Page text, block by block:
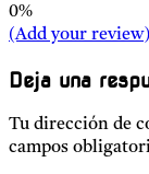
0%
(Add your review)
Deja una
Tu dirección de
campos